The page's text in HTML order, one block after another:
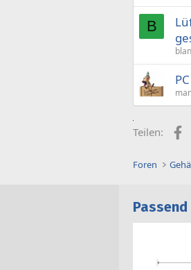
B
Teilen:
Foren
Passend